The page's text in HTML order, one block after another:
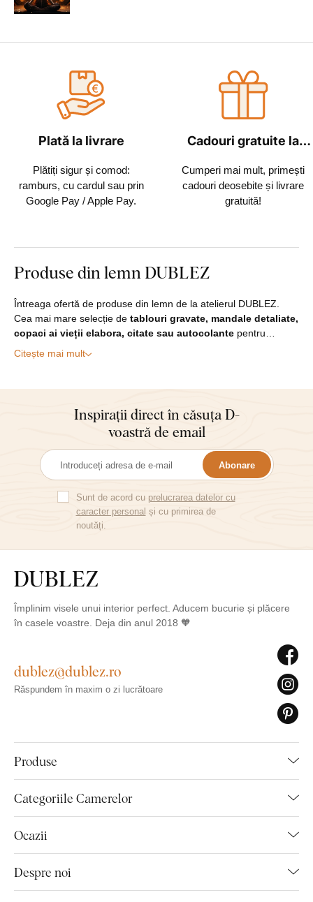
Plată la livrare
Plătiți sigur și comod:
ramburs, cu cardul sau prin
Google Pay / Apple Pay.
Cadouri gratuite la
Cumperi mai mult, primești
cadouri deosebite și livrare
gratuită!
Produse din lemn DUBLEZ
Întreaga ofertă de produse din lemn de la atelierul DUBLEZ.
Cea mai mare selecție de tablouri gravate, mandale detaliate,
copaci ai vieții elabora, citate sau autocolante pentru…
Citește mai mult
Inspirații direct în căsuța D-
voastră de email
Abonare
Sunt de acord cu prelucrarea datelor cu
caracter personal și cu primirea de
noutăți.
Împlinim visele unui interior perfect. Aducem bucurie și plăcere
în casele voastre. Deja din anul 2018 🧡
Produse
Categoriile Camerelor
Ocazii
Despre noi
dublez@dublez.ro
Răspundem în maxim o zi lucrătoare